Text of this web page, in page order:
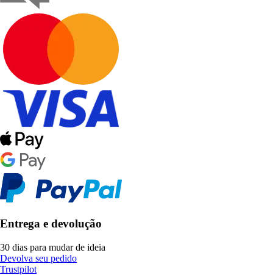
Entrega e devolução
30 dias para mudar de ideia
Devolva seu pedido
Trustpilot